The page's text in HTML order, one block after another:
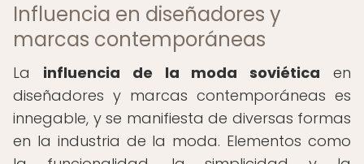
Influencia en diseñadores y
marcas contemporáneas
La influencia de la moda soviética en
diseñadores y marcas contemporáneas es
innegable, y se manifiesta de diversas formas
en la industria de la moda. Elementos como